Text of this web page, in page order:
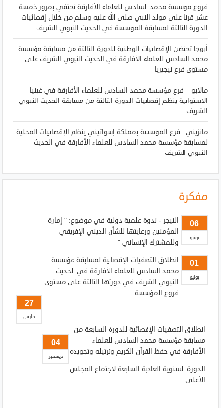
فروع مؤسسة محمد السادس للعلماء الأفارقة تحتفي بمرور خمسة
عشر قرنا على مولد النبي صلى الله عليه وسلم من خلال إقصائيات
الدورة الثالثة لمسابقة المؤسسة في الحديث النبوي الشريف
أبوجا تحتضن الإقصائيات الوطنية للدورة الثالثة من مسابقة مؤسسة
محمد السادس للعلماء الأفارقة في الحديث النبوي الشريف على
مستوى فرع نيجيريا
مالابو – فرع مؤسسة محمد السادس للعلماء الأفارقة في غينيا
الاستوائية ينظم إقصائيات الدورة الثالثة من مسابقة الحديث النبوي
الشريف
مانزيني : فرع المؤسسة بمملكة إسواتيني ينظم الإقصائيات المحلية
لمسابقة مؤسسة محمد السادس للعلماء الأفارقة في الحديث
النبوي الشريف
مفكرة
06
يونيو
النيجر - ندوة علمية دولية في موضوع: " إمارة
المؤمنين ورعايتها للشأن الديني الإفريقي
وللمشترك الإنساني "
01
يونيو
انطلاق التصفيات الإقصائية لمسابقة مؤسسة
محمد السادس للعلماء الأفارقة في الحديث
النبوي الشريف في دورتها الثالثة على مستوى
فروع المؤسسة
27
مارس
انطلاق التصفيات الإقصائية للدورة السابعة من
مسابقة مؤسسة محمد السادس للعلماء
الأفارقة في حفظ القرآن الكريم وترتيله وتجويده
04
ديسمبر
الدورة السنوية العادية السابعة لاجتماع المجلس
الأعلى